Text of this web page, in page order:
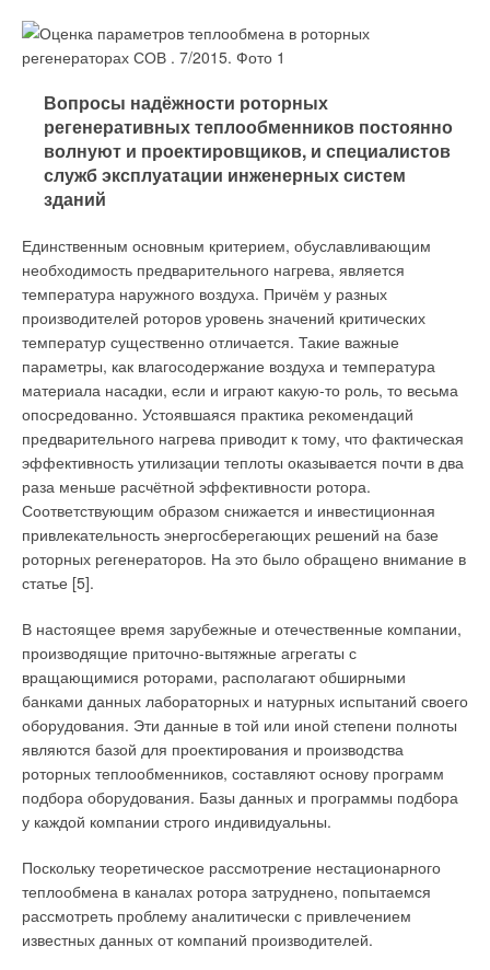
Вопросы надёжности роторных
регенеративных теплообменников постоянно
волнуют и проектировщиков, и специалистов
служб эксплуатации инженерных систем
зданий
Единственным основным критерием, обуславливающим
необходимость предварительного нагрева, является
температура наружного воздуха. Причём у разных
производителей роторов уровень значений критических
температур существенно отличается. Такие важные
параметры, как влагосодержание воздуха и температура
материала насадки, если и играют какую-то роль, то весьма
опосредованно. Устоявшаяся практика рекомендаций
предварительного нагрева приводит к тому, что фактическая
эффективность утилизации теплоты оказывается почти в два
раза меньше расчётной эффективности ротора.
Соответствующим образом снижается и инвестиционная
привлекательность энергосберегающих решений на базе
роторных регенераторов. На это было обращено внимание в
статье [5].
В настоящее время зарубежные и отечественные компании,
производящие приточно-вытяжные агрегаты с
вращающимися роторами, располагают обширными
банками данных лабораторных и натурных испытаний своего
оборудования. Эти данные в той или иной степени полноты
являются базой для проектирования и производства
роторных теплообменников, составляют основу программ
подбора оборудования. Базы данных и программы подбора
у каждой компании строго индивидуальны.
Поскольку теоретическое рассмотрение нестационарного
теплообмена в каналах ротора затруднено, попытаемся
рассмотреть проблему аналитически с привлечением
известных данных от компаний производителей.
Стоимость готовых отечественных вентиляторов ниже
европейских и китайских аналогов, так как значительно
уменьшен транспортный объём ввозимых узлов, а сборка и
упаковка в России дешевле. Производство основных частей
мотор-колёс в России реализовано только для небольшого
модельного ряда типа ВСК («вентилятор — свободное
колесо»), также называемый PLUGfan или «бескорпусной
вентилятор». В составе PLUGfan канального вентилятора
обычно применяют импортное рабочее колесо фирмы
«Селябик», «Комефри» или «Пункер» габаритами 200-500
мм и стандартный АС-мотор (асинхронный мотор) с
внутренним ротором китайского, белорусского, реже —
российского производства (мощность от 125 до 3000 Вт).
Отдельные фирмы («Инновент», «КВМ», «ВЕЗА»)
используют рабочие колёса собственного производства, но
качественная аэродинамика, геометрия и низкая вибрация
не могут быть достигнуты без специальных технологий,
которыми обладают только «Лиссант» и «ВЕЗА» (по
состоянию на 2014 год).
Фактически отечественные производители канальных
вентиляторов способны заместить импортные на 70-100 %
при условии выбора конструкции типа PLUGfan и только на
30-50 % — при использовании импортируемых мотор-колёс.
Так как на промышленных проектах, «подпадающих под
санкции», применение мини-вентиляторов с мотор-колёсами
(круглые канальные и малошумные вентиляторы с
«беличьими колёсами») не обязательно, то критической
зависимости от импорта нет. Пример мини-систем,
сравнимых с наборными канальными (производительностью
5009000 м /ч): установки бренда KORF-NED-Vertro серии
Litened или вентиляторы «Канал-Кварк» и установки
«Вероса» от «ВЕЗА» (применены вентиляторы типа
PLUGfan).
Еще аргумент в пользу PLUGfan-вентиляторов — это
высокие ресурс и энергоэффективность. КПД
электромоторов с внешним ротором стандартных
прямоугольных вентиляторов Ostberg-Systemair-Remak —